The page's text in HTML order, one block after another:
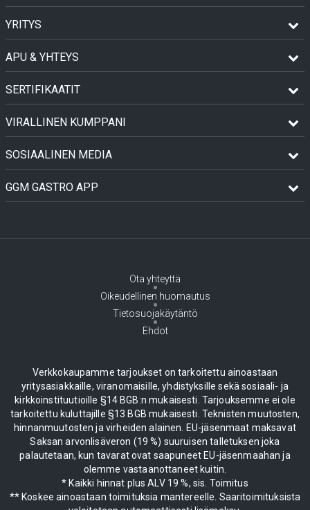
YRITYS
APU & YHTEYS
SERTIFIKAATIT
VIRALLINEN KUMPPANI
SOSIAALINEN MEDIA
GGM GASTRO APP
Ota yhteyttä
Oikeudellinen huomautus
Tietosuojakäytäntö
Ehdot
Verkkokaupamme tarjoukset on tarkoitettu ainoastaan
yritysasiakkaille, viranomaisille, yhdistyksille sekä sosiaali- ja
kirkkoinstituutioille §14 BGB:n mukaisesti. Tarjouksemme ei ole
tarkoitettu kuluttajille §13 BGB mukaisesti. Teknisten muutosten,
hinnanmuutosten ja virheiden alainen. EU-jäsenmaat maksavat
Saksan arvonlisäveron (19 %) suuruisen talletuksen joka
palautetaan, kun tavarat ovat saapuneet EU-jäsenmaahan ja
olemme vastaanottaneet kuitin.
* Kaikki hinnat plus ALV 19 %, sis. Toimitus
** Koskee ainoastaan toimituksia mantereelle. Saaritoimituksista